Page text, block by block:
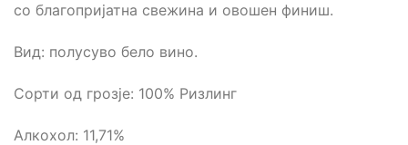
со благопријатна свежина и овошен финиш.
Вид: полусуво бело вино.
Сорти од грозје: 100% Ризлинг
Алкохол: 11,71%